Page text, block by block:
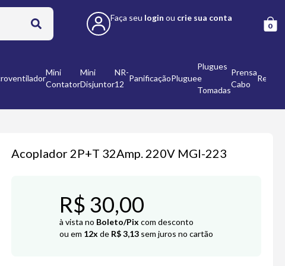
Faça seu login ou crie sua conta
0
Mini
Contator
Mini
Disjuntor
NR-
12
PanificaçãoPlugue
Plugues
e
Tomadas
Prensa
Cabo
Acoplador 2P+T 32Amp. 220V MGI-223
R$ 30,00
à vista no Boleto/Pix com desconto
ou em 12x de R$ 3,13 sem juros no cartão